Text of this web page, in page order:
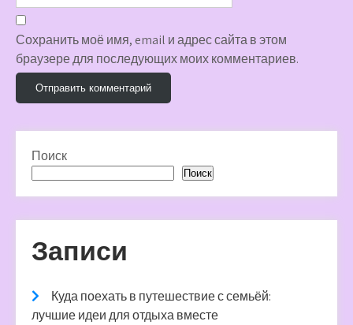
Сохранить моё имя, email и адрес сайта в этом
браузере для последующих моих комментариев.
Поиск
Поиск
Записи
Куда поехать в путешествие с семьёй:
лучшие идеи для отдыха вместе